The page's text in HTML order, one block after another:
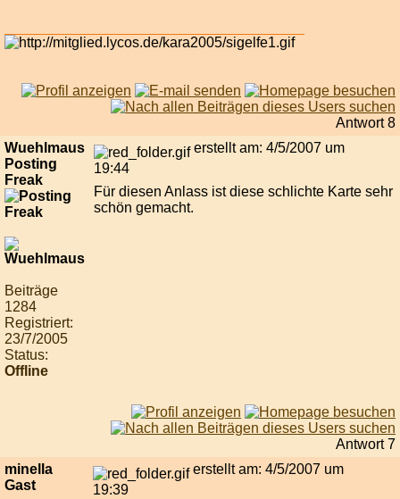
Antwort 8
Wuehlmaus
Posting
Freak
Beiträge
1284
Registriert:
23/7/2005
Status:
Offline
erstellt am: 4/5/2007 um
19:44
Für diesen Anlass ist diese schlichte Karte sehr
schön gemacht.
Antwort 7
minella
Gast
erstellt am: 4/5/2007 um
19:39